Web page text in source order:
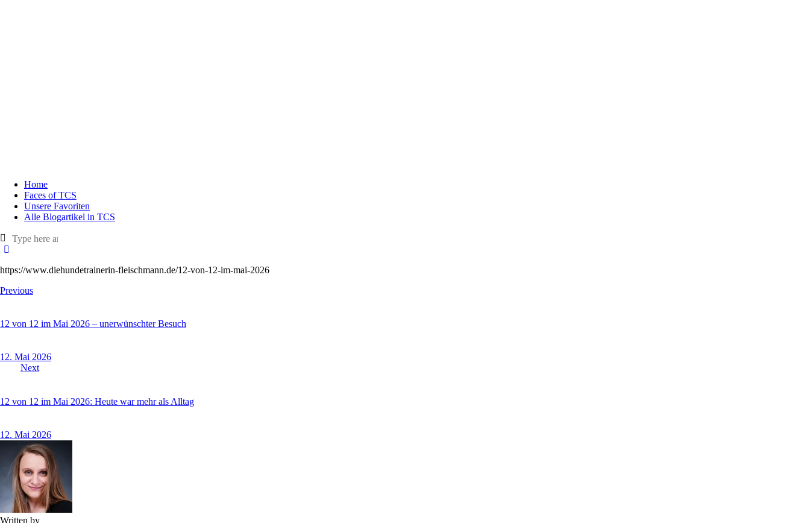
Home
Faces of TCS
Unsere Favoriten
Alle Blogartikel in TCS
https://www.diehundetrainerin-fleischmann.de/12-von-12-im-mai-2026
Previous
12 von 12 im Mai 2026 – unerwünschter Besuch
12. Mai 2026
Next
12 von 12 im Mai 2026: Heute war mehr als Alltag
12. Mai 2026
Written by